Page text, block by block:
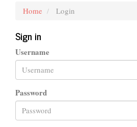
Home Login
Sign in
Username
Password